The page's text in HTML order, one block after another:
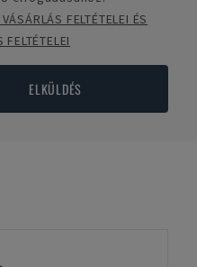
FELTÉTELEI ÉS
ELKÜLDÉS